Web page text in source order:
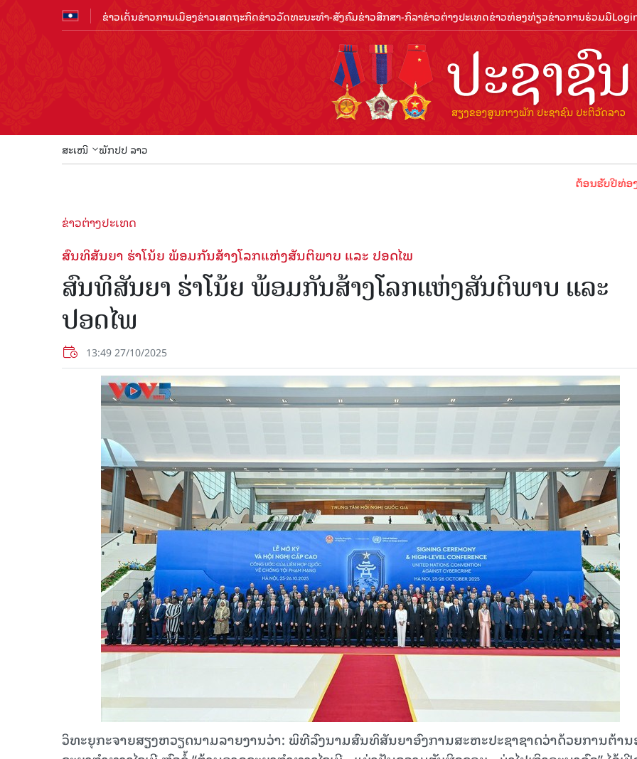
ຂ່າວເດັ່ນຂ່າວການເມືອງຂ່າວເສດຖະກິດຂ່າວວັດທະນະທຳ-ສັງຄົມຂ່າວສືກສາ-ກິລາຂ່າວຕ່າງປະເທດຂ່າວທ່ອງທ່ຽວຂ່າວການຮ່ວມມື
ສະເໜີ ພັກປປ ລາວ
ຕ້ອນຮັບປີທ່ອງທ່ຽວລ
ຂ່າວຕ່າງປະເທດ
ສົນທິສັນຍາ ຮ່າໂນ້ຍ ພ້ອມກັນສ້າງໂລກແຫ່ງສັນຕິພາບ ແລະ ປອດໄພ
ສົນທິສັນຍາ ຮ່າໂນ້ຍ ພ້ອມກັນສ້າງໂລກແຫ່ງສັນຕິພາບ ແລະ
ປອດໄພ
13:49 27/10/2025
ວິທະຍຸກະຈາຍສຽງຫວຽດນາມລາຍງານວ່າ: ພິທີລົງນາມສົນທິສັນຍາອົງການສະຫະປະຊາຊາດວ່າດ້ວຍການຕ້ານ